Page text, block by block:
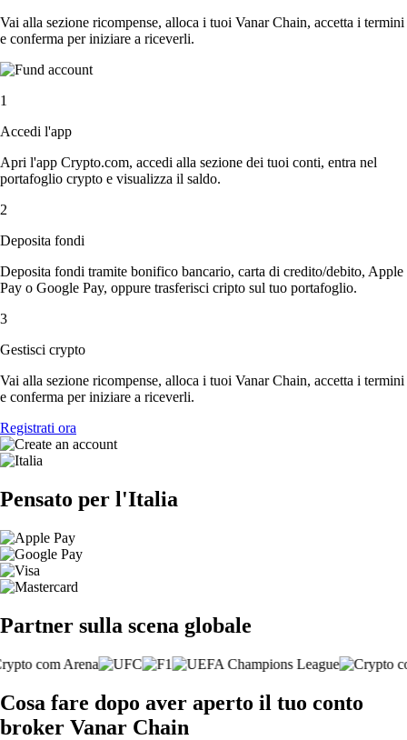
Vai alla sezione ricompense, alloca i tuoi Vanar Chain, accetta i termini
e conferma per iniziare a riceverli.
1
Accedi l'app
Apri l'app Crypto.com, accedi alla sezione dei tuoi conti, entra nel
portafoglio crypto e visualizza il saldo.
2
Deposita fondi
Deposita fondi tramite bonifico bancario, carta di credito/debito, Apple
Pay o Google Pay, oppure trasferisci cripto sul tuo portafoglio.
3
Gestisci crypto
Vai alla sezione ricompense, alloca i tuoi Vanar Chain, accetta i termini
e conferma per iniziare a riceverli.
Registrati ora
Pensato per l'Italia
Partner sulla scena globale
Cosa fare dopo aver aperto il tuo conto
broker Vanar Chain